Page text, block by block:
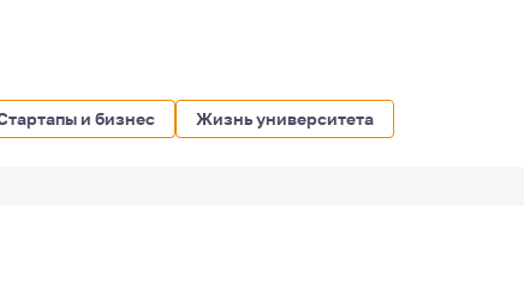
и бизнес Жизнь университета